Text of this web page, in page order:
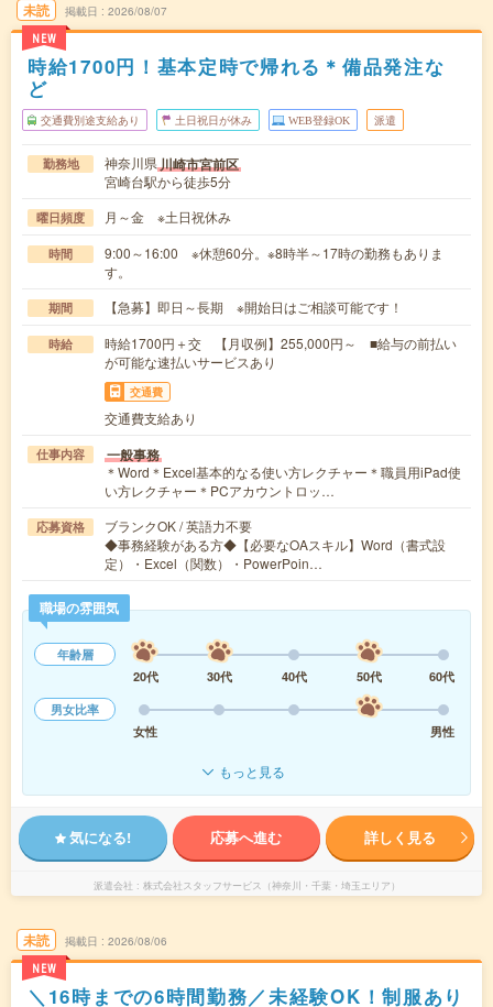
未読
NEW
掲載日 2026/08/07
時給1700円！基本定時で帰れる＊備品発注な
ど
交通費別途支給あり 土日祝日が休み WEB登録OK 派遣
勤務地 神奈川県川崎市宮前区
宮崎台駅から徒歩5分
曜日頻度 月～金 ※土日祝休み
時間
9:00～16:00 ※休憩60分。※8時半～17時の勤務もありま
す。
期間 【急募】即日～長期 ※開始日はご相談可能です！
時給
時給1700円＋交 【月収例】255,000円～ ■給与の前払い
が可能な速払いサービスあり
交通費
交通費支給あり
仕事内容 一般事務
＊Word＊Excel基本的なる使い方レクチャー＊職員用iPad使
い方レクチャー＊PCアカウントロッ…
応募資格
ブランクOK / 英語力不要
◆事務経験がある方◆【必要なOAスキル】Word（書式設
定）・Excel（関数）・PowerPoin…
職場の雰囲気
年齢層
20代
30代 40代 50代
60代
男女比率
女性
男性
もっと見る
気になる! 応募へ進む 詳しく見る
派遣会社 株式会社スタッフサービス（神奈川・千葉・埼玉エリア）
未読
NEW
掲載日 2026/08/06
＼16時までの6時間勤務／未経験OK！制服あり